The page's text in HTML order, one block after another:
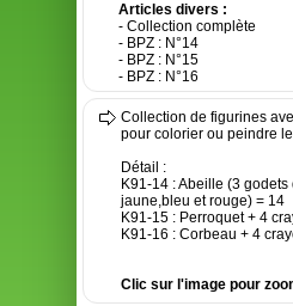
Articles divers :
- Collection complète
- BPZ : N°14
- BPZ : N°15
- BPZ : N°16
Collection de figurines
pour colorier ou peindre
Détail :
K91-14 : Abeille (3
jaune,bleu et rouge) = 14
K91-15 : Perroquet + 4
K91-16 : Corbeau + 4
Clic sur l'image pour